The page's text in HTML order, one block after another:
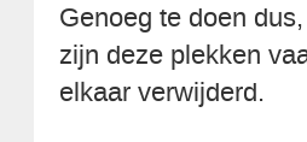
Genoeg te doen
zijn deze plekken
elkaar verwijderd.